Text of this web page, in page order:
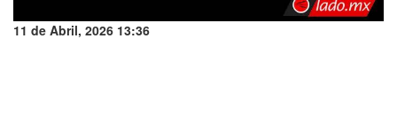
11 de Abril, 2026 13:36